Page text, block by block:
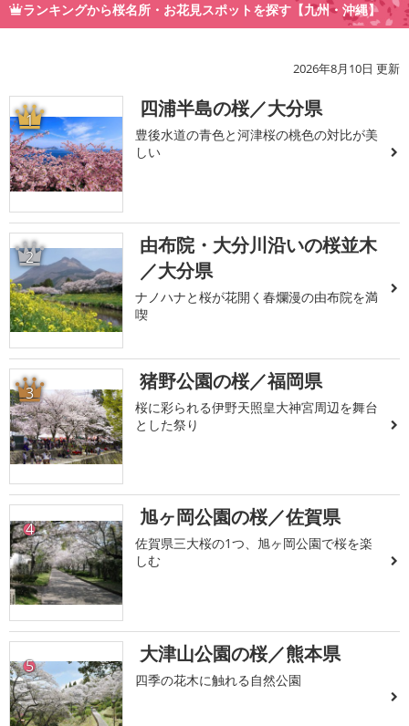
ランキングから桜名所・お花見スポットを探す【九州・沖縄】
2026年8月10日 更新
1 四浦半島の桜／大分県
豊後水道の青色と河津桜の桃色の対比が美
しい
2
由布院・大分川沿いの桜並木
／大分県
ナノハナと桜が花開く春爛漫の由布院を満
喫
3 猪野公園の桜／福岡県
桜に彩られる伊野天照皇大神宮周辺を舞台
とした祭り
4 旭ヶ岡公園の桜／佐賀県
佐賀県三大桜の1つ、旭ヶ岡公園で桜を楽
しむ
5 大津山公園の桜／熊本県
四季の花木に触れる自然公園